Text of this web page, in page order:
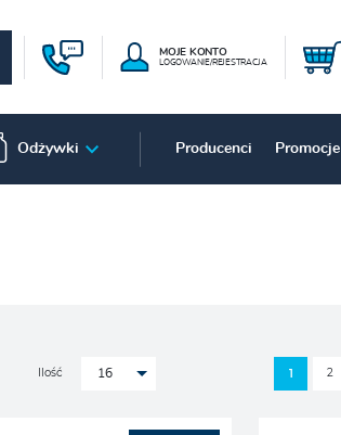
MOJE KONTO
LOGOWANIE/REJESTRACJA
Odżywki Producenci Promocje
Ilość 16 1 2